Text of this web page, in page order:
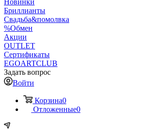
Новинки
Бриллианты
Свадьба&помолвка
%Обмен
Акции
OUTLET
Сертификаты
EGOARTCLUB
Задать вопрос
Войти
Корзина0
Отложенные0